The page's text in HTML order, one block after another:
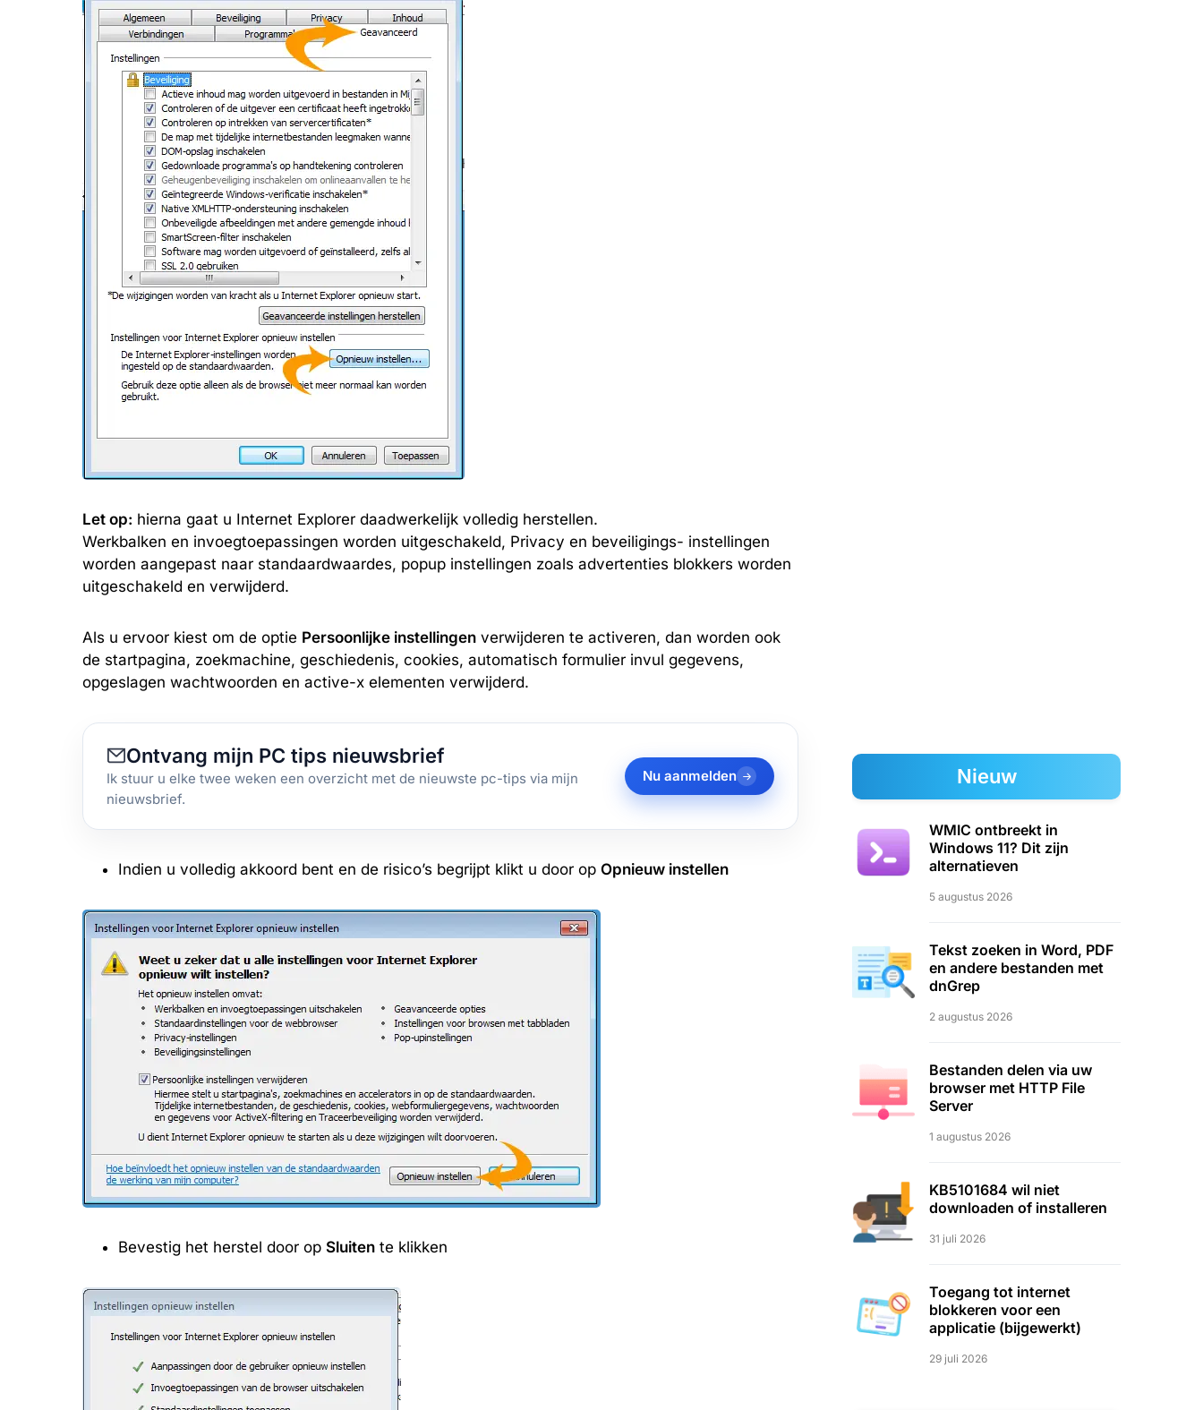
Let op: hierna gaat u Internet Explorer daadwerkelijk volledig herstellen.
Werkbalken en invoegtoepassingen worden uitgeschakeld, Privacy en beveiligings- instellingen
worden aangepast naar standaardwaardes, popup instellingen zoals advertenties blokkers worden
uitgeschakeld en verwijderd.
Als u ervoor kiest om de optie Persoonlijke instellingen verwijderen te activeren, dan worden ook
de startpagina, zoekmachine, geschiedenis, cookies, automatisch formulier invul gegevens,
opgeslagen wachtwoorden en active-x elementen verwijderd.
Ontvang mijn PC tips nieuwsbrief
Ik stuur u elke twee weken een overzicht met de nieuwste pc-tips via mijn
nieuwsbrief.
Nu aanmelden
Indien u volledig akkoord bent en de risico’s begrijpt klikt u door op Opnieuw instellen
Bevestig het herstel door op Sluiten te klikken
Nieuw
WMIC ontbreekt in
Windows 11? Dit zijn
alternatieven
5 augustus 2026
Tekst zoeken in Word, PDF
en andere bestanden met
dnGrep
2 augustus 2026
Bestanden delen via uw
browser met HTTP File
Server
1 augustus 2026
KB5101684 wil niet
downloaden of installeren
31 juli 2026
Toegang tot internet
blokkeren voor een
applicatie (bijgewerkt)
29 juli 2026